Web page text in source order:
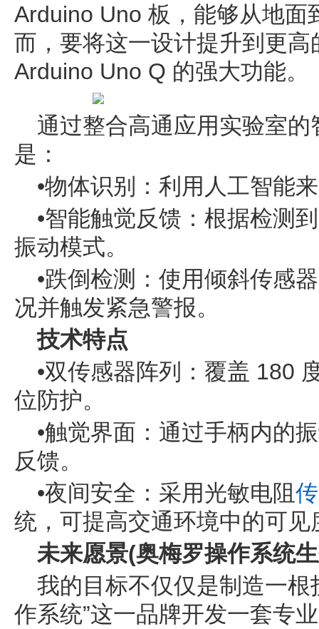
Arduino Uno 板，能够从地面
而，要将这一设计提升到更
Arduino Uno Q 的强大功能。
通过整合高通应用实验室
是：
•物体识别：利用人工智能
•智能触觉反馈：根据检测
振动模式。
•跌倒检测：使用倾斜传感
况并触发紧急警报。
技术特点
•双传感器阵列：覆盖 180
位防护。
•触觉界面：通过手柄内的
反馈。
•夜间安全：采用光敏电阻
统，可提高交通环境中的可见
未来愿景(奥梅罗操作系统
我的目标不仅仅是制造一根
作系统”这一品牌开发一套专